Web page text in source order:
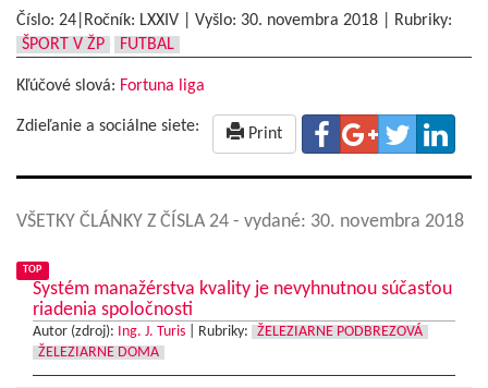
Číslo: 24|Ročník: LXXIV | Vyšlo: 30. novembra 2018
Rubriky:
ŠPORT V ŽP
FUTBAL
Kľúčové slová: Fortuna liga
Zdieľanie a sociálne siete: Print
VŠETKY ČLÁNKY Z ČÍSLA 24 - vydané: 30. novembra 2018
TOP
Systém manažérstva kvality je nevyhnutnou súčasťou
riadenia spoločnosti
Autor (zdroj): Ing. J. Turis Rubriky:
ŽELEZIARNE PODBREZOVÁ
ŽELEZIARNE DOMA